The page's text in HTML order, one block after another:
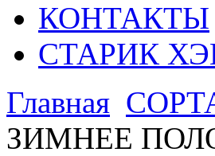
КОНТАКТЫ
СТАРИК
Главная
ЗИМНЕЕ